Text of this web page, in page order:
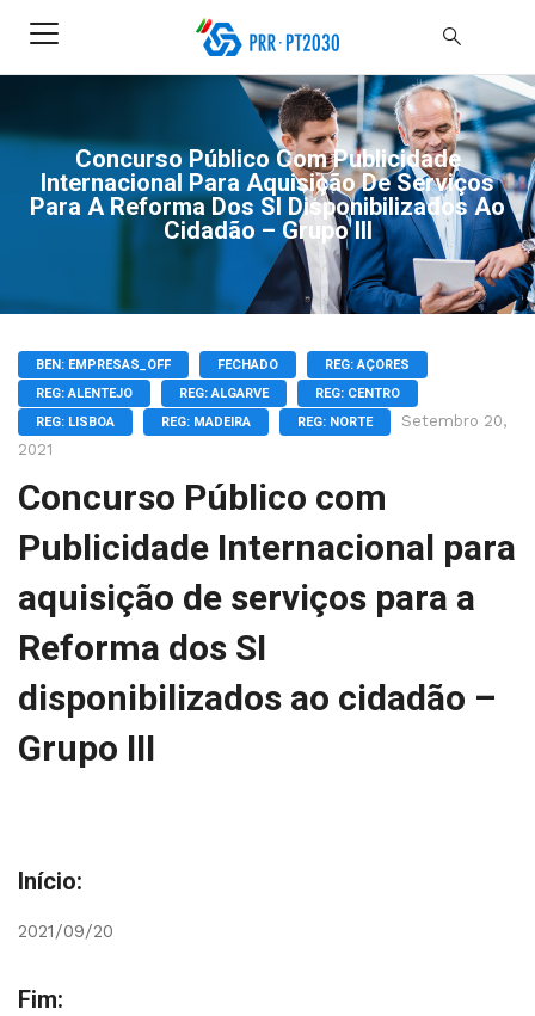
Concurso Público Com Publicidade
Internacional Para Aquisição De Serviços
Para A Reforma Dos SI Disponibilizados Ao
Cidadão – Grupo III
BEN: EMPRESAS_OFF FECHADO
REG: AÇORES
REG: ALENTEJO
REG: ALGARVE
REG: CENTRO
REG: LISBOA
REG: MADEIRA REG: NORTE
Setembro 20,
2021
Concurso Público com
Publicidade Internacional para
aquisição de serviços para a
Reforma dos SI
disponibilizados ao cidadão –
Grupo III
Início:
2021/09/20
Fim: